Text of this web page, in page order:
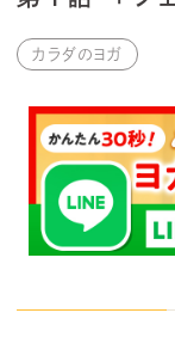
カラダのヨガ